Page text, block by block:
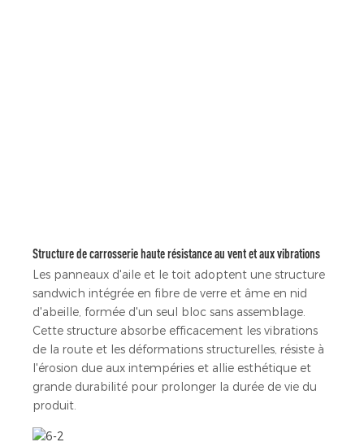
Structure de carrosserie haute résistance au vent et aux vibrations
Les panneaux d'aile et le toit adoptent une structure
sandwich intégrée en fibre de verre et âme en nid
d'abeille, formée d'un seul bloc sans assemblage.
Cette structure absorbe efficacement les vibrations
de la route et les déformations structurelles, résiste à
l'érosion due aux intempéries et allie esthétique et
grande durabilité pour prolonger la durée de vie du
produit.